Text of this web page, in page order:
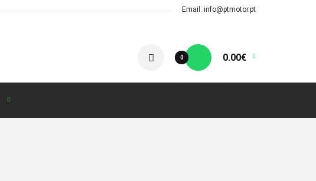
Email: info@ptmotor.pt
0 0.00€